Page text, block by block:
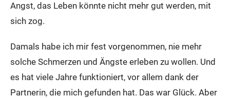
Angst, das Leben könnte nicht mehr gut werden, mit
sich zog.
Damals habe ich mir fest vorgenommen, nie mehr
solche Schmerzen und Ängste erleben zu wollen. Und
es hat viele Jahre funktioniert, vor allem dank der
Partnerin, die mich gefunden hat. Das war Glück. Aber